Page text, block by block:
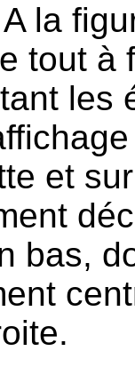
A la
tout à
les
et
bas,